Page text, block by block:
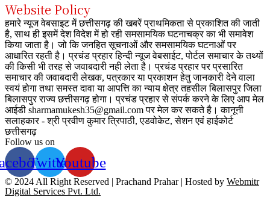
Website Policy
हमारे न्यूज वेबसाइट में छत्तीसगढ़ की खबरें प्राथमिकता से प्रकाशित की जाती
है, साथ ही इसमें देश विदेश में हो रही समसामयिक घटनाचक्र का भी समावेश
किया जाता है। जो कि जनहित सूचनाओं और समसामयिक घटनाओं पर
आधारित रहती है। प्रचंड प्रहार हिन्दी न्यूज वेबसाईट, पोर्टल समाचार के तथ्यों
की किसी भी तरह से जवाबदारी नही लेता है। प्रचंड प्रहार पर प्रसारित
समाचार की जवाबदारी लेखक, पत्रकार या प्रकाशन हेतु जानकारी देने वाला
स्वयं होगा तथा समस्त दावा या आपत्ति का न्याय क्षेत्र तहसील बिलासपुर जिला
बिलासपुर राज्य छत्तीसगढ़ होगा। प्रचंड प्रहार से संपर्क करने के लिए आप मेल
आईडी sharmamukesh35@gmail.com पर मेल कर सकते है। कानूनी
सलाहकार - श्री प्रवीण कुमार त्रिपाठी, एडवोकेट, सेशन एवं हाईकोर्ट
छत्तीसगढ़
Follow us on
TwitterYoutube
© 2024 All Right Reserved | Prachand Prahar | Hosted by Webmitr
Digital Services Pvt. Ltd.